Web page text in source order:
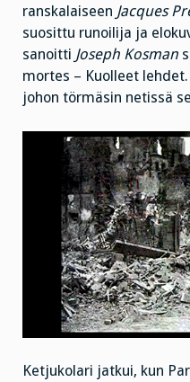
ranskalaiseen Jacques
suosittu runoilija ja
sanoitti Joseph Kosman
mortes – Kuolleet
johon törmäsin netissä
Ketjukolari jatkui, kun